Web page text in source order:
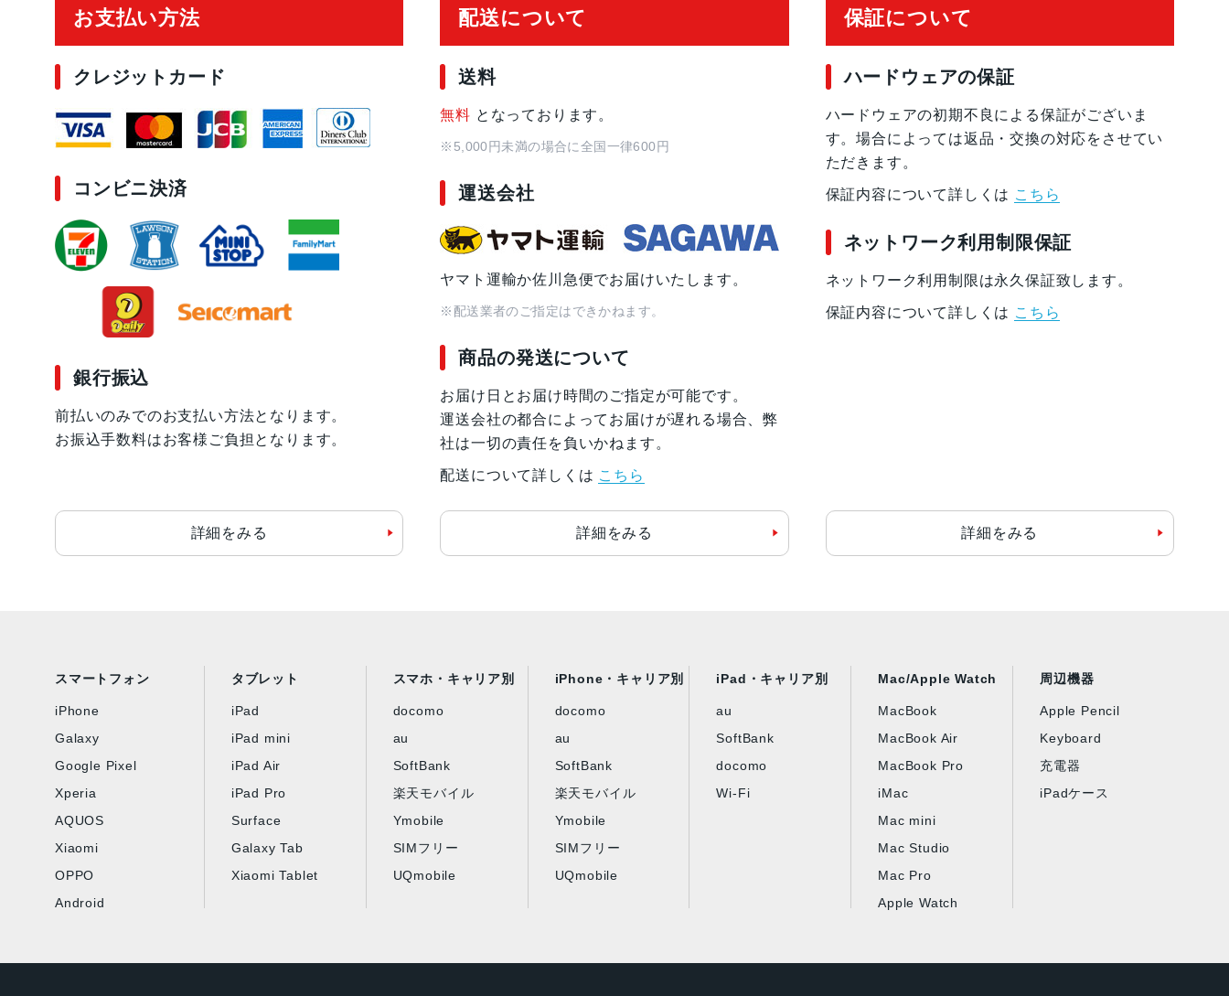
お支払い方法
クレジットカード
コンビニ決済
銀行振込
前払いのみでのお支払い方法となります。
お振込手数料はお客様ご負担となります。
詳細をみる
配送について
送料
無料 となっております。
※5,000円未満の場合に全国一律600円
運送会社
ヤマト運輸か佐川急便でお届けいたします。
※配送業者のご指定はできかねます。
商品の発送について
お届け日とお届け時間のご指定が可能です。
運送会社の都合によってお届けが遅れる場合、弊
社は一切の責任を負いかねます。
配送について詳しくは こちら
詳細をみる
保証について
ハードウェアの保証
ハードウェアの初期不良による保証がございま
す。場合によっては返品・交換の対応をさせてい
ただきます。
保証内容について詳しくは こちら
ネットワーク利用制限保証
ネットワーク利用制限は永久保証致します。
保証内容について詳しくは こちら
詳細をみる
スマートフォン
iPhone
Galaxy
Google Pixel
Xperia
AQUOS
Xiaomi
OPPO
Android
タブレット
iPad
iPad mini
iPad Air
iPad Pro
Surface
Galaxy Tab
Xiaomi Tablet
スマホ・キャリア別
docomo
au
SoftBank
楽天モバイル
Ymobile
SIMフリー
UQmobile
iPhone・キャリア別
docomo
au
SoftBank
楽天モバイル
Ymobile
SIMフリー
UQmobile
iPad・キャリア別
au
SoftBank
docomo
Wi-Fi
Mac/Apple Watch
MacBook
MacBook Air
MacBook Pro
iMac
Mac mini
Mac Studio
Mac Pro
Apple Watch
周辺機器
Apple Pencil
Keyboard
充電器
iPadケース